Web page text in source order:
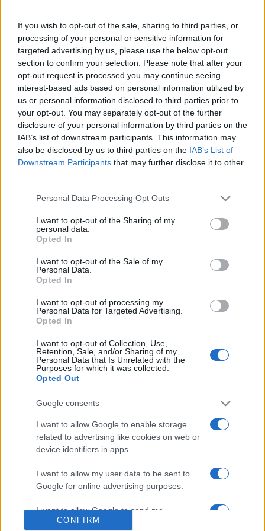
If you wish to opt-out of the sale, sharing to third parties, or
processing of your personal or sensitive information for
targeted advertising by us, please use the below opt-out
section to confirm your selection. Please note that after your
opt-out request is processed you may continue seeing
interest-based ads based on personal information utilized by
us or personal information disclosed to third parties prior to
your opt-out. You may separately opt-out of the further
disclosure of your personal information by third parties on the
IAB’s list of downstream participants. This information may
also be disclosed by us to third parties on the IAB’s List of
Downstream Participants that may further disclose it to other
Please note that this website/app uses one or more Google
not limited to your visit or usage behaviour. You may click to
grant or deny consent to Google and its third-party tags to
use your data for below specified purposes in below Google
consent section.
Personal Data Processing Opt Outs
I want to opt-out of the Sharing of my
personal data.
Opted In
I want to opt-out of the Sale of my
Personal Data.
Opted In
I want to opt-out of processing my
Personal Data for Targeted Advertising.
Opted In
I want to opt-out of Collection, Use,
Retention, Sale, and/or Sharing of my
Personal Data that Is Unrelated with the
Purposes for which it was collected.
Opted Out
Google consents
I want to allow Google to enable storage
related to advertising like cookies on web or
device identifiers in apps.
I want to allow my user data to be sent to
Google for online advertising purposes.
I want to allow Google to send me
personalized advertising.
CONFIRM
Pastorale szimfónia szólal meg. A közönséget idén nem a
megszokott 4000 fős lelátó várja. A jelenlegi
korlátozásoknak megfelelően 1500 fős, ültetett nézőteret
állítanak fel a macskakövekre. A zenekar a Dóm előtti
lépcsőkön foglal majd helyet.
A 2020-as ajándékkoncertre szóló ingyenes jegyek egy
része a Szegedi Szimfonikus Zenekarnál és a Szabadtéri
jegyirodájánál érhető el. A REÖK – regionális összművészeti
központban személyesen július 1-től vehetők át a belépők
szegedi lakcímkártyával a készlet erejéig. A szimfonikus
küldött üzenetben és a honlapjukon szereplő címekre
küldött e-mailben van lehetőségük írásbeli előjegyzésre.
A városi idegenforgalom fellendítéséért a jegyek másik
ajánlotta fel. A belépőket a Novotel Szeged, az Art Hotel
Szeged, a Hunguest Hotel Forrás Szeged, valamint a Mátrix
és a City Hotel osztja majd szét szállóvendégei között.
LUDWIG VAN BEETHOVEN PROGRAM SZEGEDI SZABADTÉRI JÁTÉKOK
SZEGEDI SZIMFONIKUS ZENEKAR
MEGOSZTÁS